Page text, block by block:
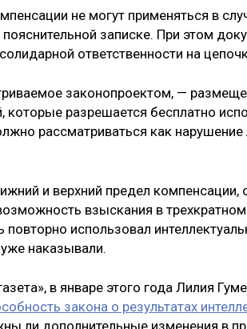
не могут применяться в
пояснительной записке. При этом
ответственности на
законопроектом, —
которые разрешается бесплатно
рассматриваться как
и верхний предел компенсации,
взыскания в
повторно использовал
наказывали.
в январе этого года Лилия
закона о результатах